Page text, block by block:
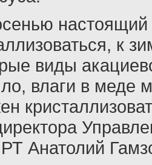
к
виды
влаги в меде
Анатолий